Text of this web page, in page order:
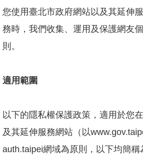
規
劃
中
的
場
頁
網
站
您使用臺北市政府網站以及其延伸
務時，我們收集、運用及保護網友
則。
適用範圍
以下的隱私權保護政策，適用於您
及其延伸服務網站（以
auth.taipei網域為原則，以下均簡稱